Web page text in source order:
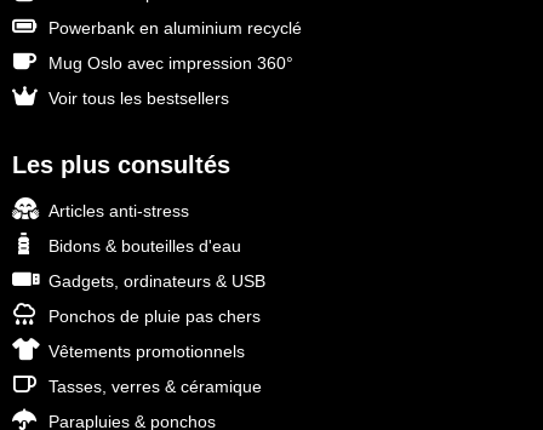
Powerbank en aluminium recyclé
Mug Oslo avec impression 360°
Voir tous les bestsellers
Les plus consultés
Articles anti-stress
Bidons & bouteilles d'eau
Gadgets, ordinateurs & USB
Ponchos de pluie pas chers
Vêtements promotionnels
Tasses, verres & céramique
Parapluies & ponchos